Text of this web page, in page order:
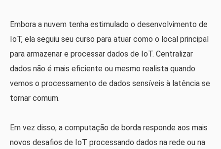
Embora a nuvem tenha estimulado o desenvolvimento de
IoT, ela seguiu seu curso para atuar como o local principal
para armazenar e processar dados de IoT. Centralizar
dados não é mais eficiente ou mesmo realista quando
vemos o processamento de dados sensíveis à latência se
tornar comum.
Em vez disso, a computação de borda responde aos mais
novos desafios de IoT processando dados na rede ou na